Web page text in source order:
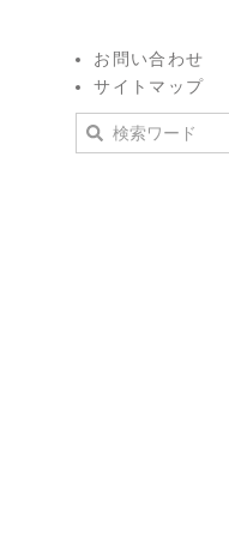
お問い合わせ
サイトマップ